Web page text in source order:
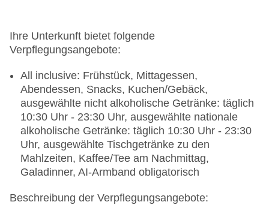
Ihre Unterkunft bietet folgende
Verpflegungsangebote:
All inclusive: Frühstück, Mittagessen,
Abendessen, Snacks, Kuchen/Gebäck,
ausgewählte nicht alkoholische Getränke: täglich
10:30 Uhr - 23:30 Uhr, ausgewählte nationale
alkoholische Getränke: täglich 10:30 Uhr - 23:30
Uhr, ausgewählte Tischgetränke zu den
Mahlzeiten, Kaffee/Tee am Nachmittag,
Galadinner, AI-Armband obligatorisch
Beschreibung der Verpflegungsangebote: